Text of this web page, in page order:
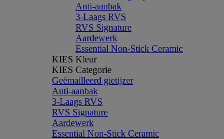
Anti-aanbak
3-Laags RVS
RVS Signature
Aardewerk
Essential Non-Stick Ceramic
KIES Kleur
KIES Categorie
Geëmailleerd gietijzer
Anti-aanbak
3-Laags RVS
RVS Signature
Aardewerk
Essential Non-Stick Ceramic